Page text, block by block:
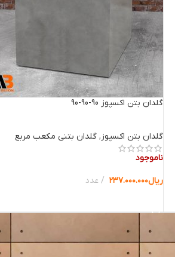
گلدان بتن اکسپوز 90-90-90
گلدان بتن اکسپوز, گلدان بتنی مکعب مربع
ناموجود
ریال۲۳۷.۰۰۰.۰۰۰ عدد